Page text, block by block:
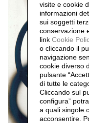
visite e cookie
informazioni
sui soggetti
conservazione
link Cookie
o cliccando il
navigazione
cookie diverso
pulsante
di tutte le
Cliccando sul
configura”
a quali singole
acconsentire.